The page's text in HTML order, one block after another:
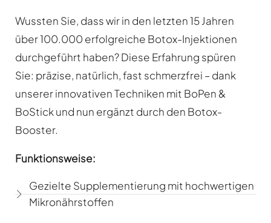
Wussten Sie, dass wir in den letzten 15 Jahren
über 100.000 erfolgreiche Botox-Injektionen
durchgeführt haben?Diese Erfahrung spüren
Sie: präzise, natürlich, fast schmerzfrei – dank
unserer innovativen Techniken mit BoPen &
BoStick und nun ergänzt durch den Botox-
Booster.
Funktionsweise:
Gezielte Supplementierung mit hochwertigen
Mikronährstoffen